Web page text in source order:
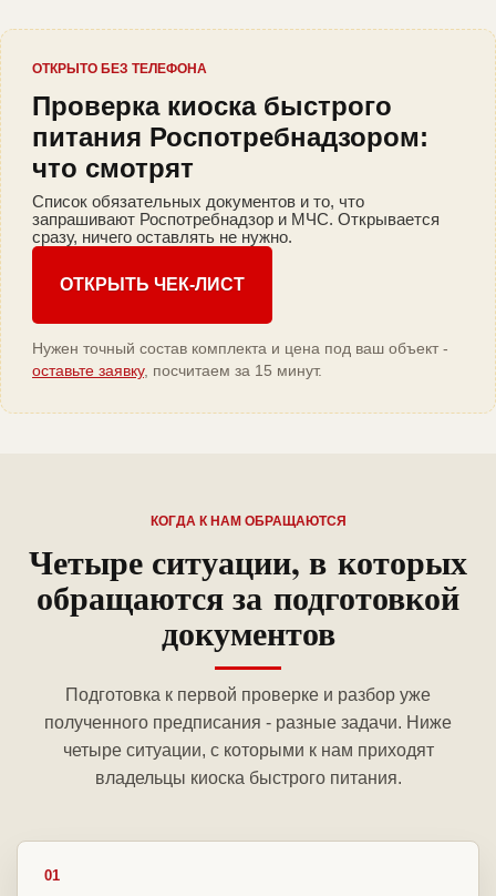
ОТКРЫТО БЕЗ ТЕЛЕФОНА
Проверка киоска быстрого
питания Роспотребнадзором:
что смотрят
Список обязательных документов и то, что
запрашивают Роспотребнадзор и МЧС. Открывается
сразу, ничего оставлять не нужно.
ОТКРЫТЬ ЧЕК-ЛИСТ
Нужен точный состав комплекта и цена под ваш объект -
оставьте заявку, посчитаем за 15 минут.
КОГДА К НАМ ОБРАЩАЮТСЯ
Четыре ситуации, в которых
обращаются за подготовкой
документов
Подготовка к первой проверке и разбор уже
полученного предписания - разные задачи. Ниже
четыре ситуации, с которыми к нам приходят
владельцы киоска быстрого питания.
01